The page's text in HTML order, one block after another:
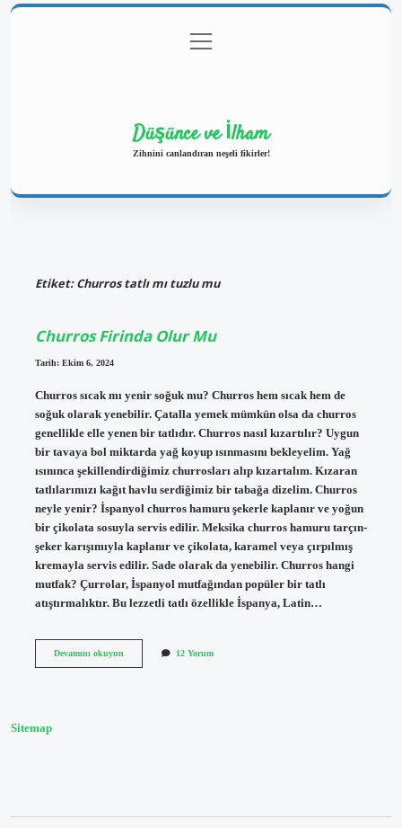
Gizlilik Politikası
menüyü
aç
Düşünce ve İlham
Zihnini canlandıran neşeli fikirler!
Etiket:Churros tatlı mı tuzlu mu
Churros Firinda Olur Mu
Tarih: Ekim 6, 2024
Churros sıcak mı yenir soğuk mu? Churros hem sıcak hem de
soğuk olarak yenebilir. Çatalla yemek mümkün olsa da churros
genellikle elle yenen bir tatlıdır. Churros nasıl kızartılır? Uygun
bir tavaya bol miktarda yağ koyup ısınmasını bekleyelim. Yağ
ısınınca şekillendirdiğimiz churrosları alıp kızartalım. Kızaran
tatlılarımızı kağıt havlu serdiğimiz bir tabağa dizelim. Churros
neyle yenir? İspanyol churros hamuru şekerle kaplanır ve yoğun
bir çikolata sosuyla servis edilir. Meksika churros hamuru tarçın-
şeker karışımıyla kaplanır ve çikolata, karamel veya çırpılmış
kremayla servis edilir. Sade olarak da yenebilir. Churros hangi
mutfak? Çurrolar, İspanyol mutfağından popüler bir tatlı
atıştırmalıktır. Bu lezzetli tatlı özellikle İspanya, Latin…
Devamını okuyunChurros
12 Yorum
Sitemap